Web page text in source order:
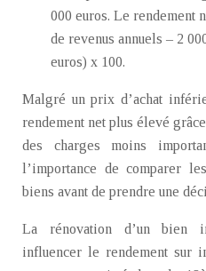
000 euros. Le rendement
de revenus annuels – 2
euros) x 100.
Malgré un prix d’achat
rendement net plus élevé
des charges moins
l’importance de comparer
biens avant de prendre une
La rénovation d’un bien
influencer le rendement sur